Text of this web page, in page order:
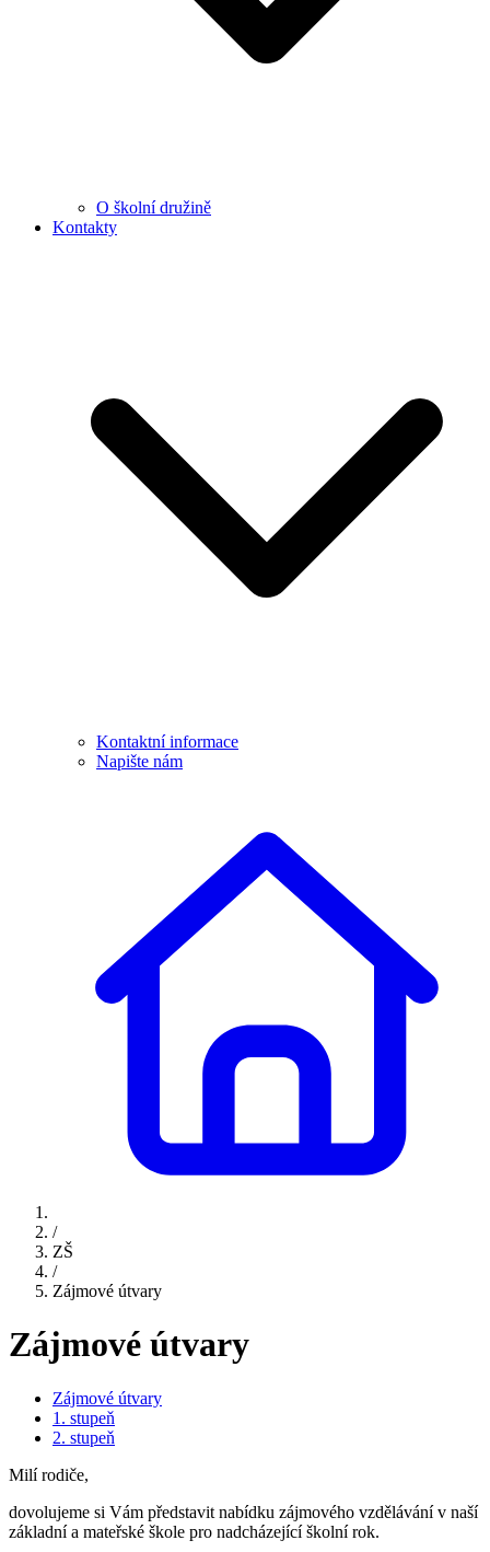
O školní družině
Kontakty
Kontaktní informace
Napište nám
/
ZŠ
/
Zájmové útvary
Zájmové útvary
Zájmové útvary
1. stupeň
2. stupeň
Milí rodiče,
dovolujeme si Vám představit nabídku zájmového vzdělávání v naší
základní a mateřské škole pro nadcházející školní rok.